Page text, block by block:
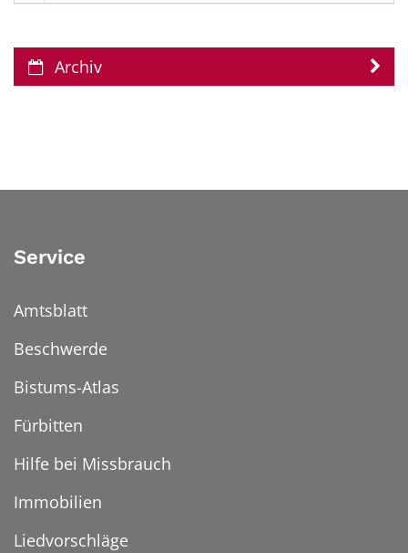
Archiv
Service
Amtsblatt
Beschwerde
Bistums-Atlas
Fürbitten
Hilfe bei Missbrauch
Immobilien
Liedvorschläge